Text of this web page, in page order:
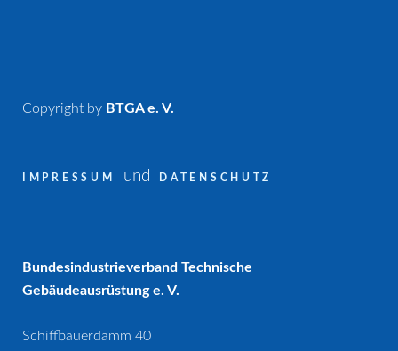
Copyright by BTGA e. V.
IMPRESSUM und DATENSCHUTZ
Bundesindustrieverband Technische
Gebäudeausrüstung e. V.
Schiffbauerdamm 40